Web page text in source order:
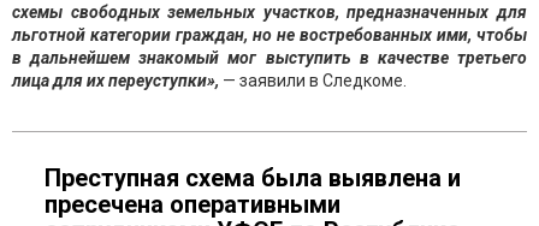
схемы свободных земельных участков, предназначенных для
льготной категории граждан, но не востребованных ими, чтобы
в дальнейшем знакомый мог выступить в качестве третьего
лица для их переуступки», — заявили в Следкоме.
Преступная схема была выявлена и
пресечена оперативными